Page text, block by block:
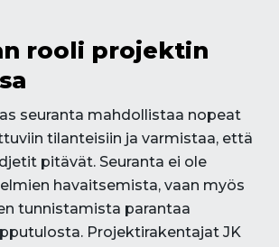
rooli projektin
seuranta mahdollistaa nopeat
tilanteisiin ja varmistaa, että
pitävät. Seuranta ei ole
havaitsemista, vaan myös
tunnistamista parantaa
Projektirakentajat JK